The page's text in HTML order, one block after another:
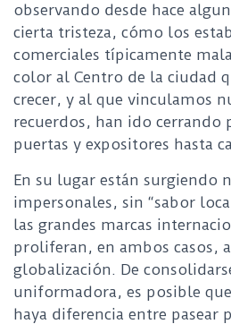
observando desde hace
cierta tristeza, cómo los
comerciales típicamente
color al Centro de la ciudad
crecer, y al que vinculamos
recuerdos, han ido cerrando
puertas y expositores hasta
En su lugar están surgiendo
impersonales, sin “sabor
las grandes marcas
proliferan, en ambos casos,
globalización. De
uniformadora, es posible
haya diferencia entre pasear